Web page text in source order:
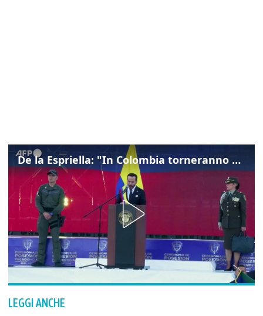
De la Espriella: "In Colombia torneranno ordine, autorità e libertà"
LEGGI ANCHE